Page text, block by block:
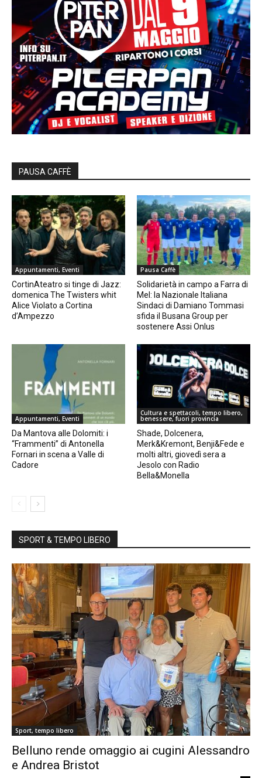
PAUSA CAFFÈ
Appuntamenti, Eventi
CortinAteatro si tinge di Jazz:
domenica The Twisters whit
Alice Violato a Cortina
d’Ampezzo
Pausa Caffè
Solidarietà in campo a Farra di
Mel: la Nazionale Italiana
Sindaci di Damiano Tommasi
sfida il Busana Group per
sostenere Assi Onlus
Appuntamenti, Eventi
Da Mantova alle Dolomiti: i
“Frammenti” di Antonella
Fornari in scena a Valle di
Cadore
Cultura e spettacoli, tempo libero,
benessere, fuori provincia
Shade, Dolcenera,
Merk&Kremont, Benji&Fede e
molti altri, giovedì sera a
Jesolo con Radio
Bella&Monella
SPORT & TEMPO LIBERO
Sport, tempo libero
Belluno rende omaggio ai cugini Alessandro
e Andrea Bristot